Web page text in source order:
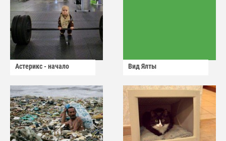
Астерикс - начало Вид Ялты